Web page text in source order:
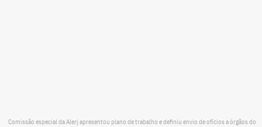
Comissão especial da Alerj apresentou plano de trabalho e definiu envio de ofícios a órgãos do